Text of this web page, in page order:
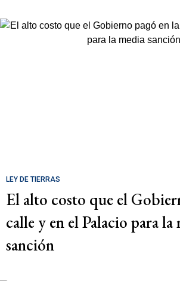
LEY DE TIERRAS
El alto costo que el
calle y en el Palacio para la
sanción